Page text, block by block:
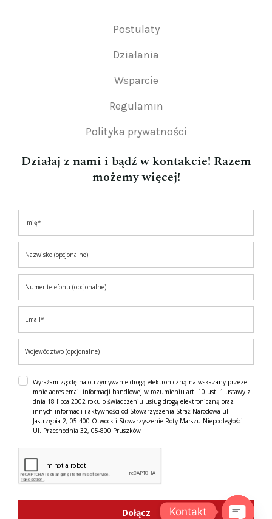
Postulaty
Działania
Wsparcie
Regulamin
Polityka prywatności
Działaj z nami i bądź w kontakcie! Razem
możemy więcej!
Wyrażam zgodę na otrzymywanie drogą elektroniczną na wskazany przeze
mnie adres email informacji handlowej w rozumieniu art. 10 ust. 1 ustawy z
dnia 18 lipca 2002 roku o świadczeniu usług drogą elektroniczną oraz
innych informacji i aktywności od Stowarzyszenia Straż Narodowa ul.
Jastrzębia 2, 05-400 Otwock i Stowarzyszenie Roty Marszu Niepodległości
Ul. Przechodnia 32, 05-800 Pruszków
Dołącz Kontakt